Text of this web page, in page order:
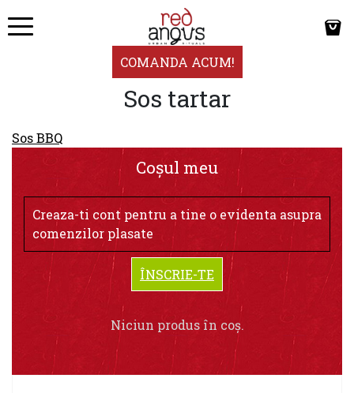
COMANDA ACUM!
Sos tartar
Navigare
Sos BBQ
Coșul meu
Creaza-ti cont pentru a tine o evidenta asupra
comenzilor plasate
ÎNSCRIE-TE
Niciun produs în coș.